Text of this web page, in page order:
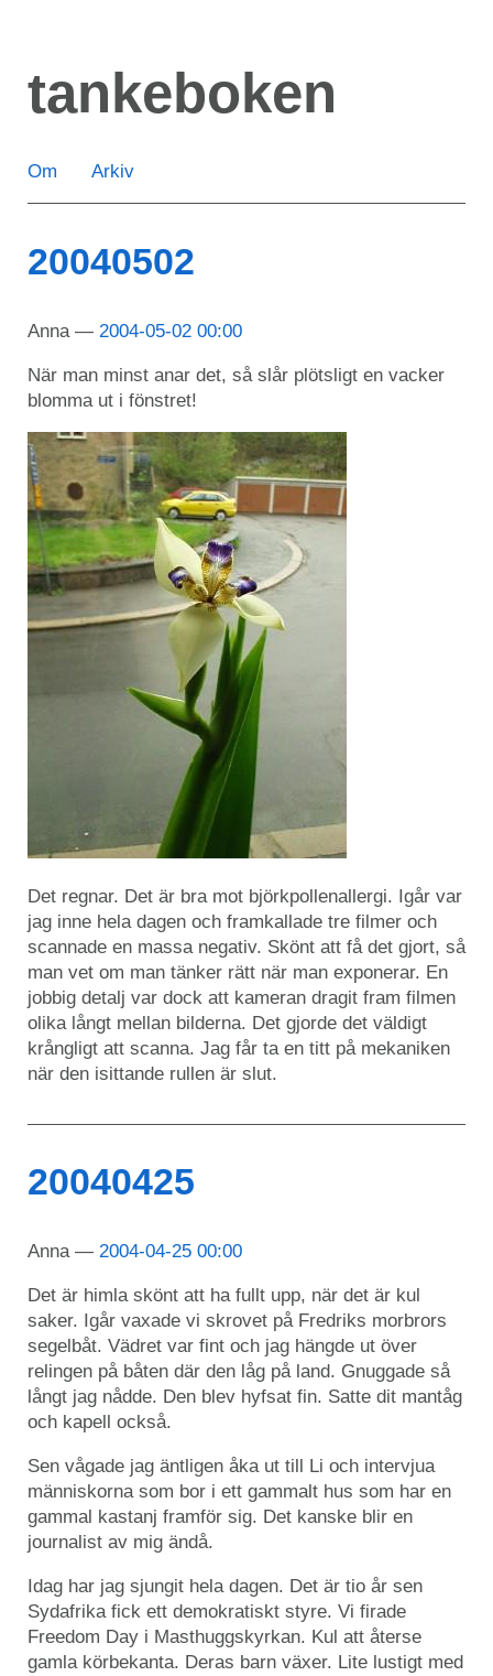
huvudinnehåll
tankeboken
Om Arkiv
20040502
Anna 2004-05-02 00:00
När man minst anar det, så slår plötsligt en vacker
blomma ut i fönstret!
Det regnar. Det är bra mot björkpollenallergi. Igår var
jag inne hela dagen och framkallade tre filmer och
scannade en massa negativ. Skönt att få det gjort, så
man vet om man tänker rätt när man exponerar. En
jobbig detalj var dock att kameran dragit fram filmen
olika långt mellan bilderna. Det gjorde det väldigt
krångligt att scanna. Jag får ta en titt på mekaniken
när den isittande rullen är slut.
20040425
Anna 2004-04-25 00:00
Det är himla skönt att ha fullt upp, när det är kul
saker. Igår vaxade vi skrovet på Fredriks morbrors
segelbåt. Vädret var fint och jag hängde ut över
relingen på båten där den låg på land. Gnuggade så
långt jag nådde. Den blev hyfsat fin. Satte dit mantåg
och kapell också.
Sen vågade jag äntligen åka ut till Li och intervjua
människorna som bor i ett gammalt hus som har en
gammal kastanj framför sig. Det kanske blir en
journalist av mig ändå.
Idag har jag sjungit hela dagen. Det är tio år sen
Sydafrika fick ett demokratiskt styre. Vi firade
Freedom Day i Masthuggskyrkan. Kul att återse
gamla körbekanta. Deras barn växer. Lite lustigt med